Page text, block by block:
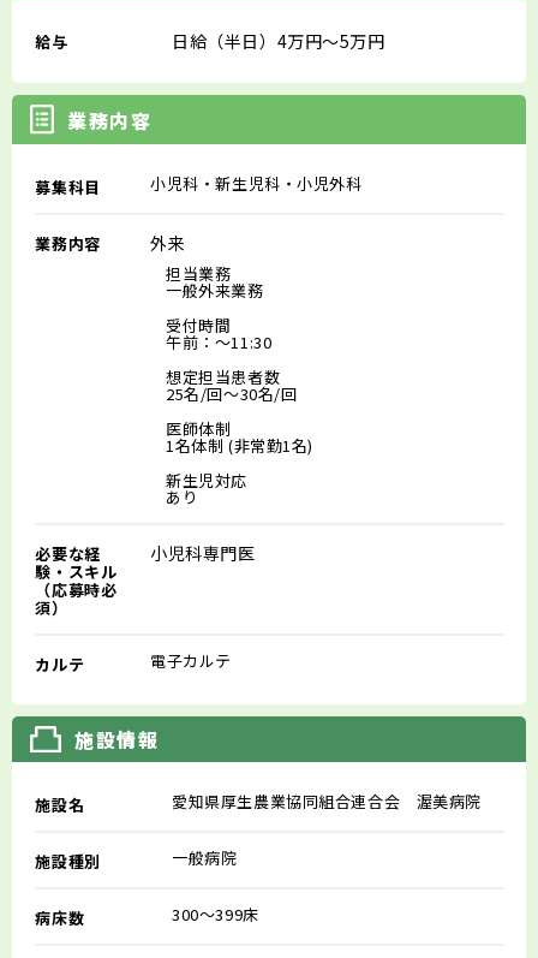
給与 日給（半日）4万円～5万円
業務内容
募集科目 小児科・新生児科・小児外科
業務内容 外来
担当業務
一般外来業務
受付時間
午前：～11:30
想定担当患者数
25名/回～30名/回
医師体制
1名体制 (非常勤1名)
新生児対応
あり
必要な経
験・スキル
（応募時必
須）
小児科専門医
カルテ 電子カルテ
施設情報
施設名 愛知県厚生農業協同組合連合会 渥美病院
施設種別 一般病院
病床数 300～399床